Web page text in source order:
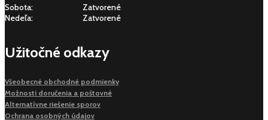
Sobota:
Zatvorené
Nedeľa:
Zatvorené
Užitočné odkazy
Všeobecné obchodné podmienky
Možnosti doručenia a poštovné
Alternatívne riešenie sporov
Ochrana osobných údajov